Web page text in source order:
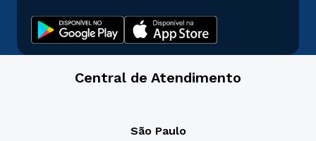
Central de Atendimento
São Paulo